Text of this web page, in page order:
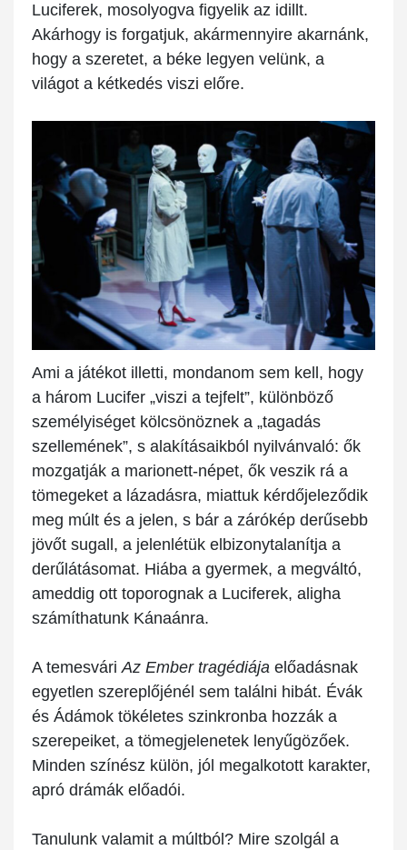
Luciferek, mosolyogva figyelik az idillt.
Akárhogy is forgatjuk, akármennyire akarnánk,
hogy a szeretet, a béke legyen velünk, a
világot a kétkedés viszi előre.
Ami a játékot illetti, mondanom sem kell, hogy
a három Lucifer „viszi a tejfelt”, különböző
személyiséget kölcsönöznek a „tagadás
szellemének”, s alakításaikból nyilvánvaló: ők
mozgatják a marionett-népet, ők veszik rá a
tömegeket a lázadásra, miattuk kérdőjeleződik
meg múlt és a jelen, s bár a zárókép derűsebb
jövőt sugall, a jelenlétük elbizonytalanítja a
derűlátásomat. Hiába a gyermek, a megváltó,
ameddig ott toporognak a Luciferek, aligha
számíthatunk Kánaánra.
A temesváriAz Ember tragédiája előadásnak
egyetlen szereplőjénél sem találni hibát. Évák
és Ádámok tökéletes szinkronba hozzák a
szerepeiket, a tömegjelenetek lenyűgözőek.
Minden színész külön, jól megalkotott karakter,
apró drámák előadói.
Tanulunk valamit a múltból? Mire szolgál a